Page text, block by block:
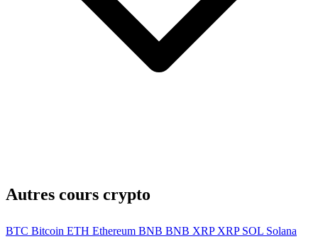
Autres cours crypto
BTC Bitcoin ETH Ethereum BNB BNB XRP XRP SOL Solana